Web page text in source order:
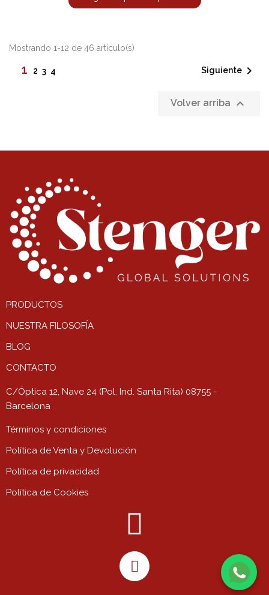
Mostrando 1-12 de 46 artículo(s)
1 2 3 4 Siguiente 
Volver arriba 
PRODUCTOS
NUESTRA FILOSOFÍA
BLOG
CONTACTO
C/Óptica 12, Nave 24 (Pol. Ind. Santa Rita) 08755 -
Barcelona
Términos y condiciones
Política de Venta y Devolución
Política de privacidad
Política de Cookies